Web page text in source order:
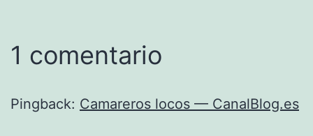
1 comentario
Pingback: Camareros locos — CanalBlog.es